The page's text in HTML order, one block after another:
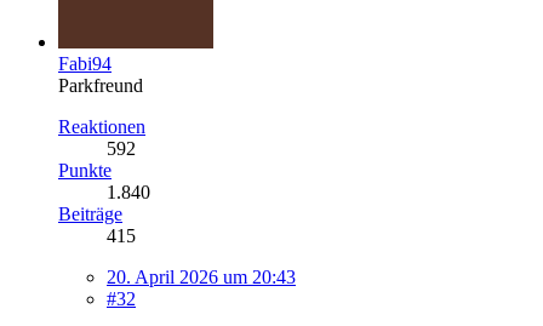
Fabi94
Parkfreund
Reaktionen
592
Punkte
1.840
Beiträge
415
20. April 2026 um 20:43
#32